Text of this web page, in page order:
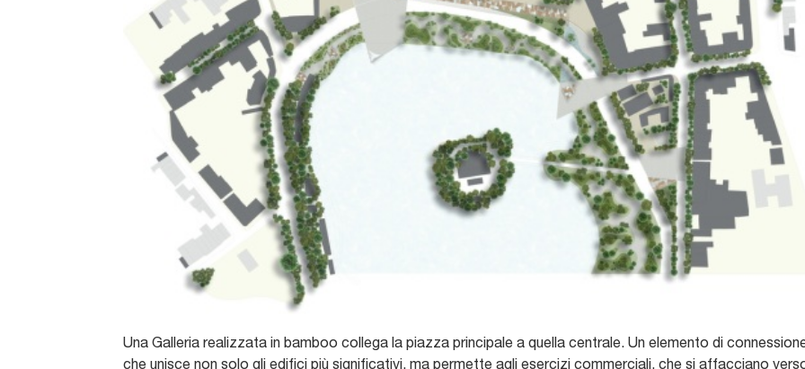
Una Galleria realizzata in bamboo collega la piazza principale a quella centrale. Un elemento di
che unisce non solo gli edifici più significativi, ma permette agli esercizi commerciali, che si affacciano